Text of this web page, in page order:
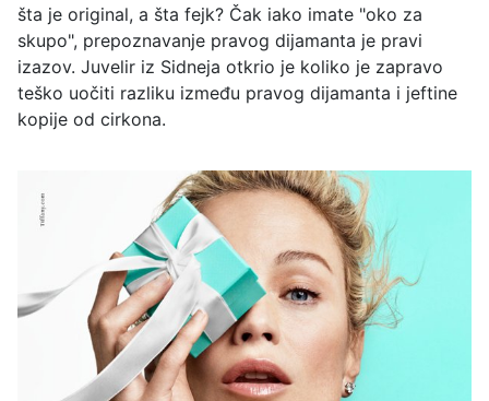
šta je original, a šta fejk? Čak iako imate "oko za
skupo", prepoznavanje pravog dijamanta je pravi
izazov. Juvelir iz Sidneja otkrio je koliko je zapravo
teško uočiti razliku između pravog dijamanta i jeftine
kopije od cirkona.